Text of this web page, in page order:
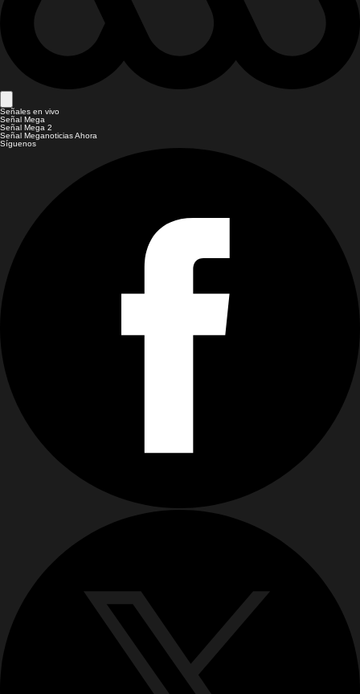
Señales en vivo
Señal Mega
Señal Mega 2
Señal Meganoticias Ahora
Síguenos